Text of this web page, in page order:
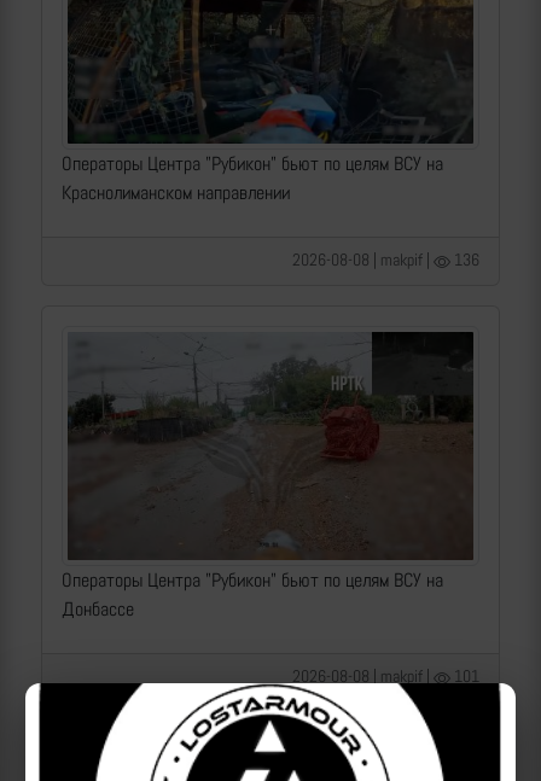
Операторы Центра "Рубикон" бьют по целям ВСУ на
Краснолиманском направлении
2026-08-08 | makpif | 136
Операторы Центра "Рубикон" бьют по целям ВСУ на
Донбассе
2026-08-08 | makpif | 101